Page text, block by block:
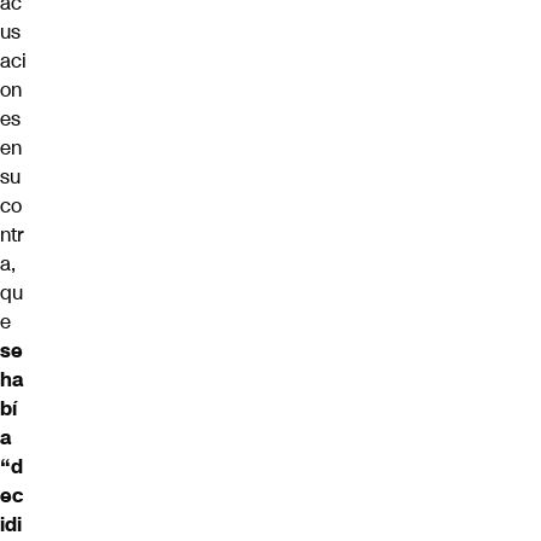
us
aci
on
es
en
su
co
ntr
a,
qu
e
se
ha
bí
a
“d
ec
idi